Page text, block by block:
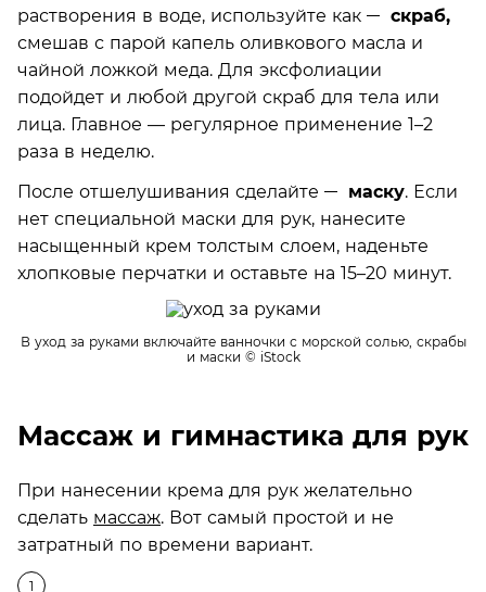
растворения в воде, используйте как
скраб,
смешав с парой капель оливкового масла и
чайной ложкой меда. Для эксфолиации
подойдет и любой другой скраб для тела или
лица. Главное — регулярное применение 1–2
раза в неделю.
После отшелушивания сделайте
маску. Если
нет специальной маски для рук, нанесите
насыщенный крем толстым слоем, наденьте
хлопковые перчатки и оставьте на 15–20 минут.
В уход за руками включайте ванночки с морской солью, скрабы
и маски © iStock
Массаж и гимнастика для рук
При нанесении крема для рук желательно
сделать массаж. Вот самый простой и не
затратный по времени вариант.